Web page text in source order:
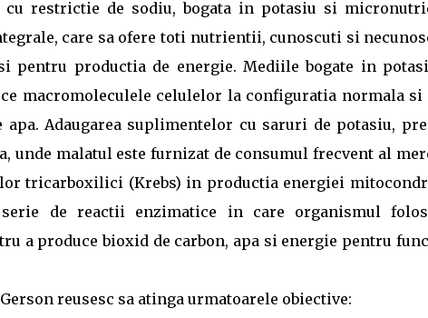
restrictie de sodiu, bogata in potasiu si
care sa ofere toti nutrientii, cunoscuti si
pentru productia de energie. Mediile bogate in
macromoleculele celulelor la configuratia normala si
Adaugarea suplimentelor cu saruri de potasiu,
unde malatul este furnizat de consumul frecvent al
tricarboxilici (Krebs) in productia energiei
de reactii enzimatice in care organismul
a produce bioxid de carbon, apa si energie pentru
reusesc sa atinga urmatoarele obiective: